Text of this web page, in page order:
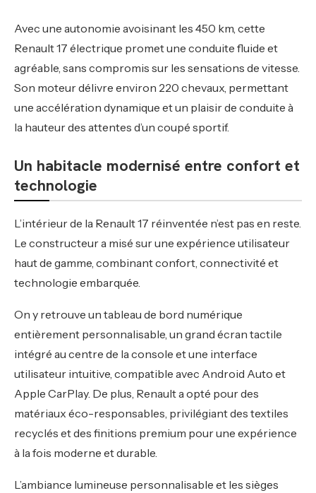
Avec une autonomie avoisinant les 450 km, cette
Renault 17 électrique promet une conduite fluide et
agréable, sans compromis sur les sensations de vitesse.
Son moteur délivre environ 220 chevaux, permettant
une accélération dynamique et un plaisir de conduite à
la hauteur des attentes d’un coupé sportif.
Un habitacle modernisé entre confort et
technologie
L’intérieur de la Renault 17 réinventée n’est pas en reste.
Le constructeur a misé sur une expérience utilisateur
haut de gamme, combinant confort, connectivité et
technologie embarquée.
On y retrouve un tableau de bord numérique
entièrement personnalisable, un grand écran tactile
intégré au centre de la console et une interface
utilisateur intuitive, compatible avec Android Auto et
Apple CarPlay. De plus, Renault a opté pour des
matériaux éco-responsables, privilégiant des textiles
recyclés et des finitions premium pour une expérience
à la fois moderne et durable.
L’ambiance lumineuse personnalisable et les sièges